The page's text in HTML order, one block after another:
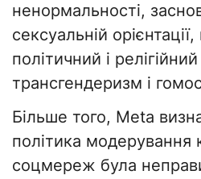
ненормальності,
сексуальній
політичний і
трансгендеризм і
Більше того, Meta
політика модерування
соцмереж була